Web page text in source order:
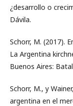
¿desarrollo o
Dávila.
Schorr, M. (2017).
La Argentina
Buenos Aires:
Schorr, M., y
argentina en el